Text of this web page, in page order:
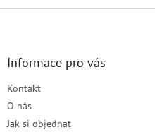
Informace pro vás
Kontakt
O nás
Jak si objednat